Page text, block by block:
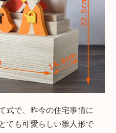
式で、昨今の住宅事情に
ても可愛らしい雛人形で